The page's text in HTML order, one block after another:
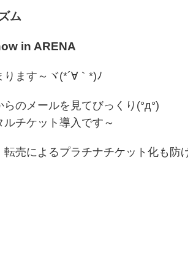
in ARENA
ます～ヾ(*´∀｀*)ﾉ
らのメールを見てびっくり(°д°)
チケット導入です～
売によるプラチナチケット化も防